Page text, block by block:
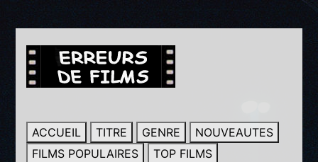
ACCUEIL TITRE GENRE
NOUVEAUTES
FILMS POPULAIRES
TOP FILMS